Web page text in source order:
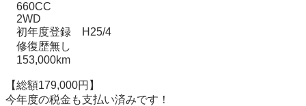
660CC
2WD
初年度登録　H25/4
修復歴無し
153,000km
【総額179,000円】
今年度の税金も支払い済みです！